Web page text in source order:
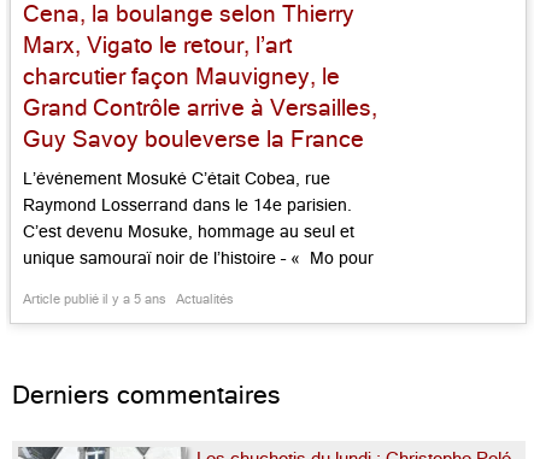
Cena, la boulange selon Thierry
Marx, Vigato le retour, l’art
charcutier façon Mauvigney, le
Grand Contrôle arrive à Versailles,
Guy Savoy bouleverse la France
L’événement Mosuké C’était Cobea, rue
Raymond Losserrand dans le 14e parisien.
C’est devenu Mosuke, hommage au seul et
unique samouraï noir de l’histoire – « Mo pour
premier et seul Samouraï africain du Japon ».
Article publié il y a 5 ans Actualités
Derniers commentaires